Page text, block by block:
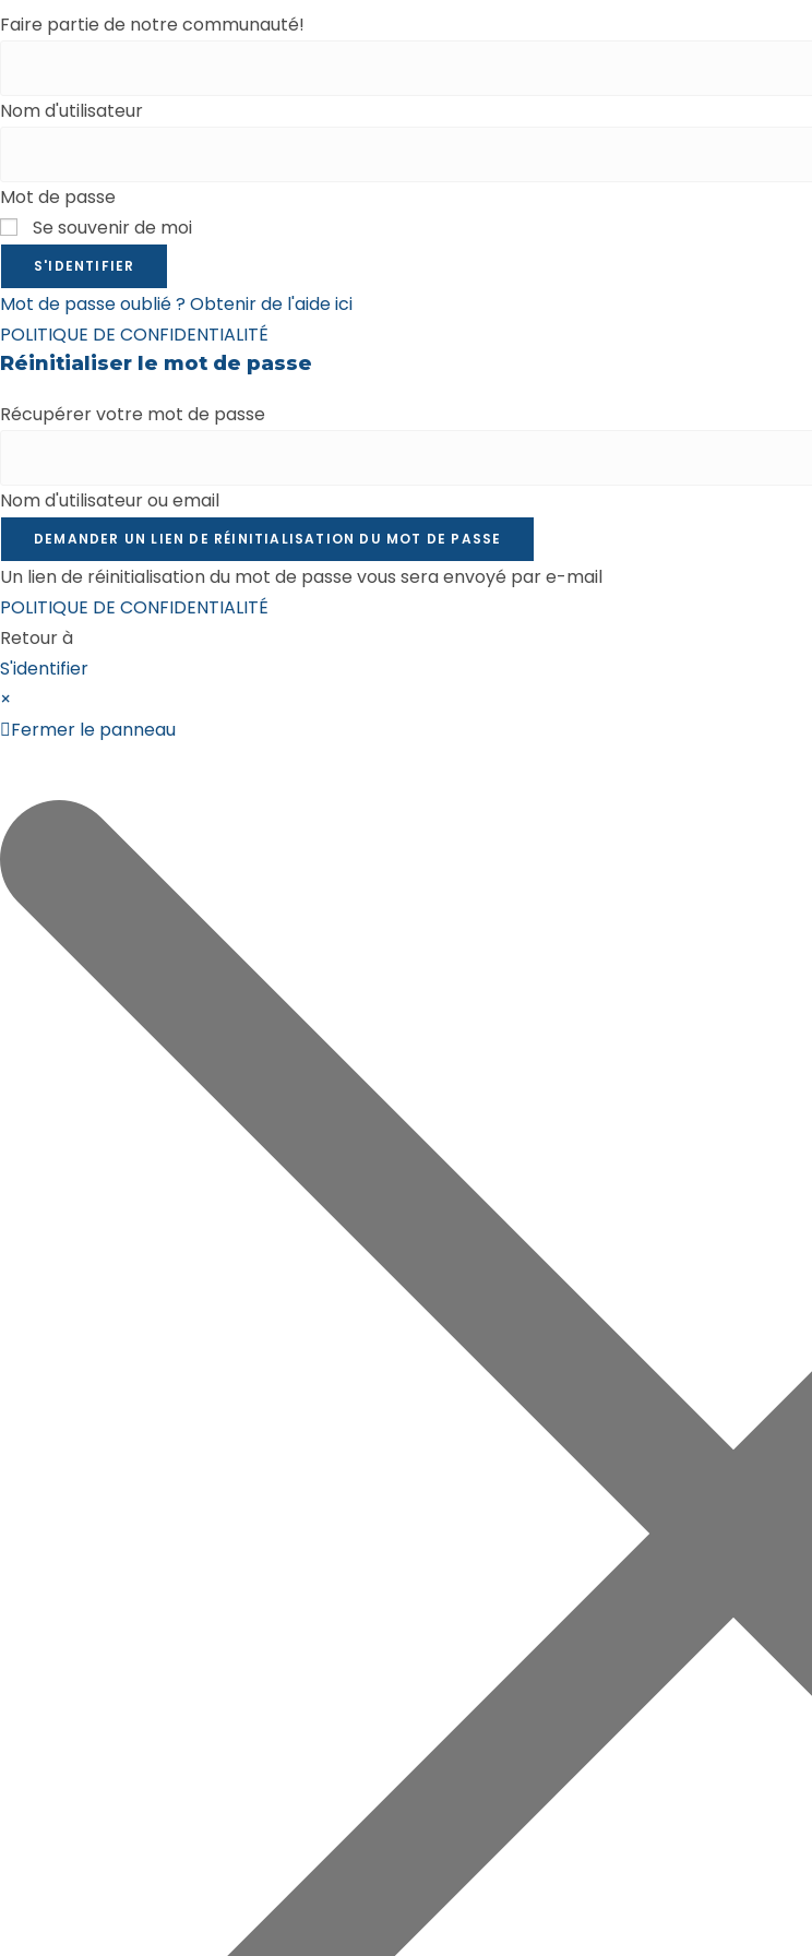
Faire partie de notre communauté!
Nom d'utilisateur
Mot de passe
Se souvenir de moi
S'IDENTIFIER
Mot de passe oublié ? Obtenir de l'aide ici
POLITIQUE DE CONFIDENTIALITÉ
Réinitialiser le mot de passe
Récupérer votre mot de passe
Nom d'utilisateur ou email
DEMANDER UN LIEN DE RÉINITIALISATION DU MOT DE PASSE
Un lien de réinitialisation du mot de passe vous sera envoyé par e-mail
POLITIQUE DE CONFIDENTIALITÉ
Retour à
S'identifier
×
Fermer le panneau